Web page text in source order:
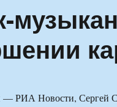
РИА Новости, Сергей